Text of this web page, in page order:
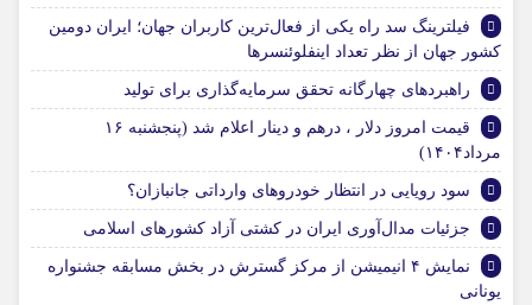
فیلترینگ سد راه یکی از فعال‌ترین کاربران جهان؛ ایران دومین
کشور جهان از نظر تعداد اینفلوئنسرها
راهبردهای چهارگانه تحقق سرمایه‌گذاری برای تولید
قیمت امروز دلار ، درهم و دینار اعلام شد (پنجشنبه ۱۶
مرداد۱۴۰۴)
سود رویایی در انتظار خودروهای وارداتی جانبازان؟
جزئیات مدال‌آوری ایران در کشتی آزاد کشورهای اسلامی
نمایش ۴ انیمیشن از مرکز گسترش در بخش مسابقه جشنواره
یونانی